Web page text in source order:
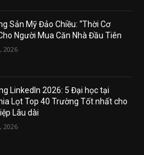
Sản Mỹ Đảo Chiều: “Thời Cơ
Người Mua Căn Nhà Đầu Tiên
2026
LinkedIn 2026: 5 Đại học tại
Lọt Top 40 Trường Tốt nhất cho
Lâu dài
2026